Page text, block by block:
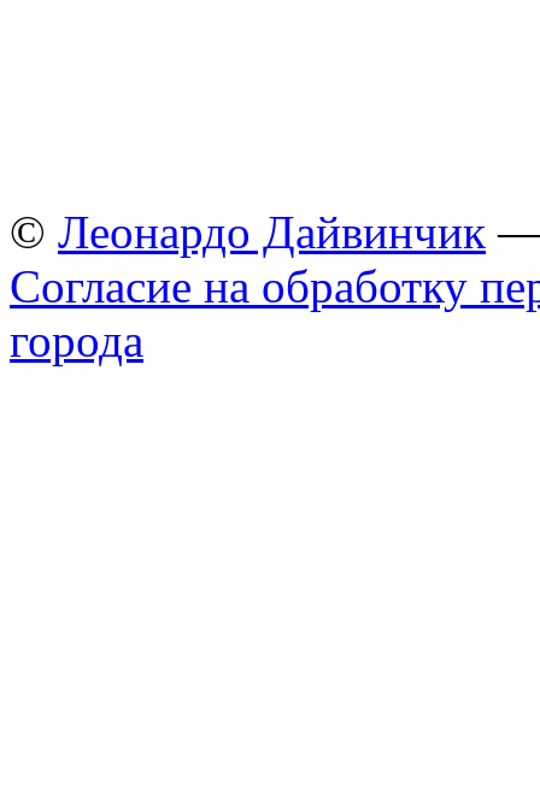
© Леонардо Дайвинчик —
Согласие на обработку
города